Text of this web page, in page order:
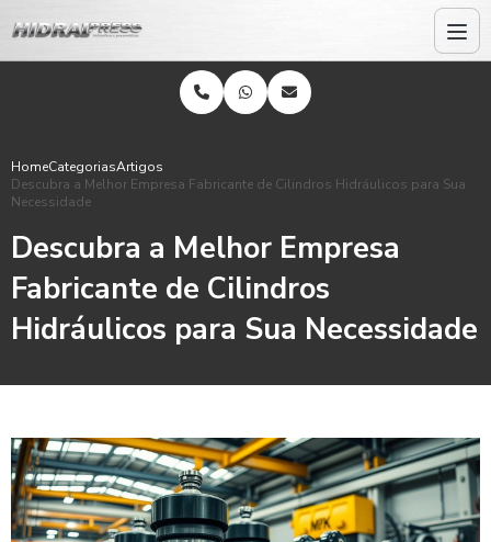
HomeCategoriasArtigos
Descubra a Melhor Empresa Fabricante de Cilindros Hidráulicos para Sua
Necessidade
Descubra a Melhor Empresa
Fabricante de Cilindros
Hidráulicos para Sua Necessidade